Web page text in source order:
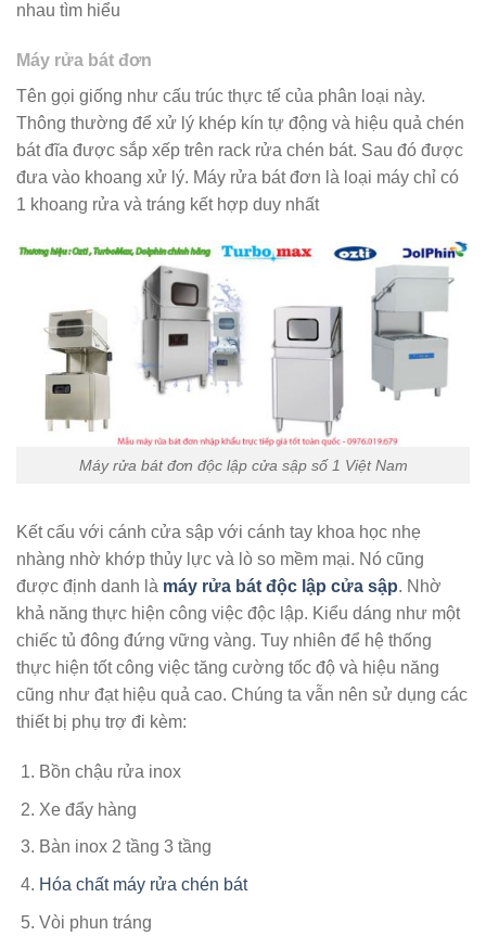
nhau tìm hiểu
Máy rửa bát đơn
Tên gọi giống như cấu trúc thực tế của phân loại này.
Thông thường để xử lý khép kín tự động và hiệu quả chén
bát đĩa được sắp xếp trên rack rửa chén bát. Sau đó được
đưa vào khoang xử lý. Máy rửa bát đơn là loại máy chỉ có
1 khoang rửa và tráng kết hợp duy nhất
Máy rửa bát đơn độc lập cửa sập số 1 Việt Nam
Kết cấu với cánh cửa sập với cánh tay khoa học nhẹ
nhàng nhờ khớp thủy lực và lò so mềm mại. Nó cũng
được định danh là máy rửa bát độc lập cửa sập. Nhờ
khả năng thực hiện công việc độc lập. Kiểu dáng như một
chiếc tủ đông đứng vững vàng. Tuy nhiên để hệ thống
thực hiện tốt công việc tăng cường tốc độ và hiệu năng
cũng như đạt hiệu quả cao. Chúng ta vẫn nên sử dụng các
thiết bị phụ trợ đi kèm:
Bồn chậu rửa inox
Xe đẩy hàng
Bàn inox 2 tầng 3 tầng
Hóa chất máy rửa chén bát
Vòi phun tráng